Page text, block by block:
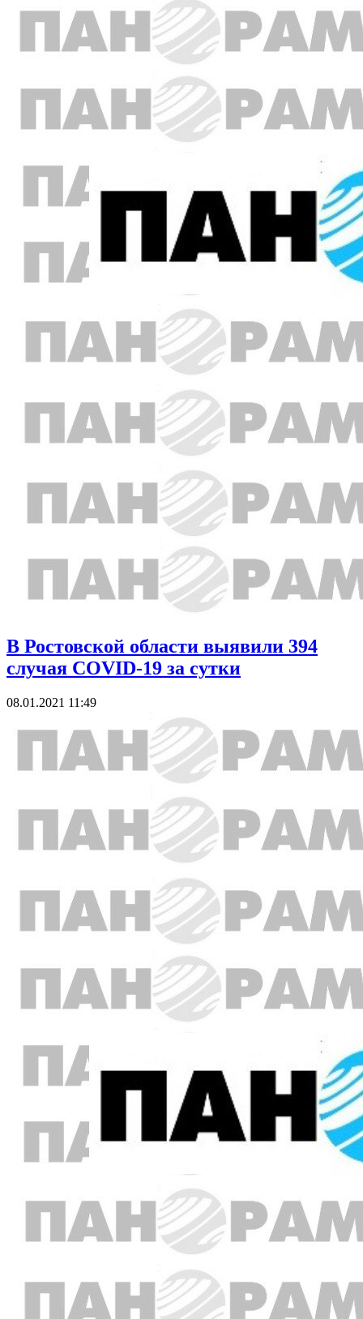
В Ростовской области выявили 394
случая COVID-19 за сутки
08.01.2021 11:49